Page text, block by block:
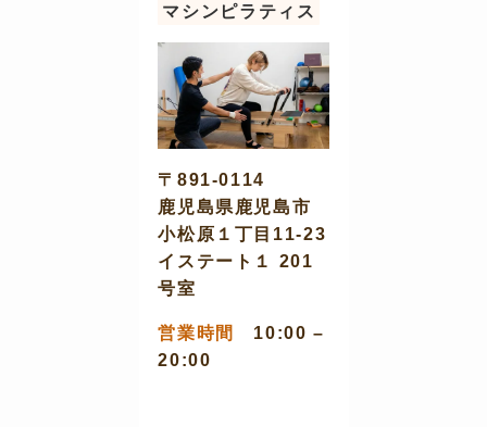
マシンピラティス
〒891-0114
鹿児島県鹿児島市
小松原１丁目11-23
イステート１ 201
号室
営業時間
10:00 –
20:00